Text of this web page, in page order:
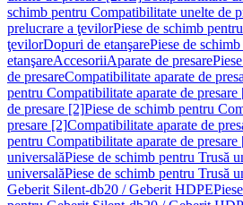
schimb pentru Compatibilitate unelte de
prelucrare a ţevilorPiese de schimb
ţevilorDopuri de etanşarePiese de
etanşareAccesoriiAparate de presare
de presareCompatibilitate aparate de
pentru Compatibilitate aparate de presare
de presare [2]Piese de schimb pentru
presare [2]Compatibilitate aparate de
pentru Compatibilitate aparate de
universalăPiese de schimb pentru Trusă
universalăPiese de schimb pentru Trusă
Geberit Silent-db20 / Geberit HDPE